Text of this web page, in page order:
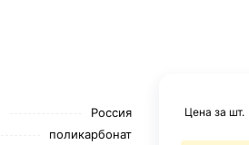
Россия
поликарбонат
Цена за шт.